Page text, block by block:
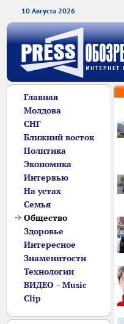
10 Августа 2026
Главная
Молдова
СНГ
Ближний восток
Политика
Экономика
Интервью
На устах
Семья
Общество
Здоровье
Интересное
Знаменитости
Технологии
ВИДЕО - Music
Clip